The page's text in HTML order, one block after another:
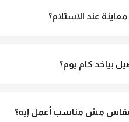
عند الاستلام؟
بياخد كام يوم؟
مش مناسب أعمل إيه؟